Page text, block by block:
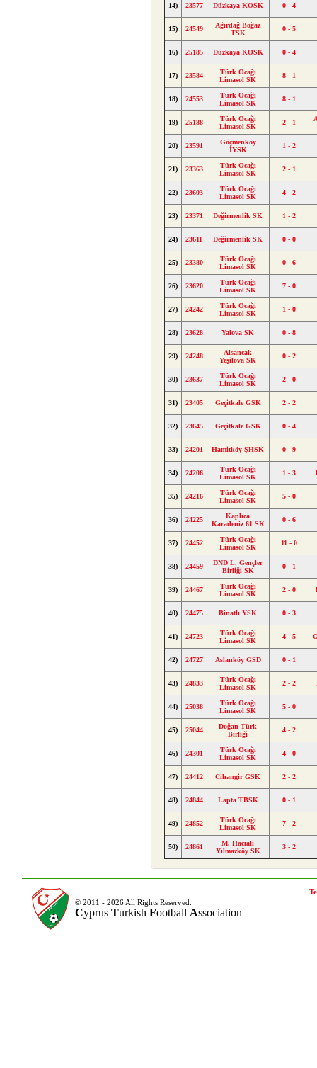
14) 23577 Düzkaya KOSK 0 - 4
15) 24549
Ağırdağ Boğaz
TSK
0 - 5
16) 25185 Düzkaya KOSK 0 - 4
17) 23584
Türk Ocağı
Limasol SK
8 - 1
18) 24553
Türk Ocağı
Limasol SK
8 - 1
19) 25188
Türk Ocağı
Limasol SK
2 - 1
20) 23591
Göçmenköy
İYSK
1 - 2
21) 23363
Türk Ocağı
Limasol SK
2 - 1
22) 23603
Türk Ocağı
Limasol SK
4 - 2
23) 23371 Değirmenlik SK 1 - 2
24) 23611 Değirmenlik SK 0 - 0
25) 23380
Türk Ocağı
Limasol SK
0 - 6
26) 23620
Türk Ocağı
Limasol SK
7 - 0
27) 24242
Türk Ocağı
Limasol SK
1 - 0
28) 23628 Yalova SK 0 - 8
29) 24248
Alsancak
Yeşilova SK
0 - 2
30) 23637
Türk Ocağı
Limasol SK
2 - 0
31) 23405 Geçitkale GSK 2 - 2
32) 23645 Geçitkale GSK 0 - 4
33) 24201 Hamitköy ŞHSK 0 - 9
34) 24206
Türk Ocağı
Limasol SK
1 - 3
35) 24216
Türk Ocağı
Limasol SK
5 - 0
36) 24225
Kaplıca
Karadeniz 61 SK
0 - 6
37) 24452
Türk Ocağı
Limasol SK
11 - 0
38) 24459
DND L. Gençler
Birliği SK
0 - 1
39) 24467
Türk Ocağı
Limasol SK
2 - 0
40) 24475 Binatlı YSK 0 - 3
41) 24723
Türk Ocağı
Limasol SK
4 - 5
42) 24727 Aslanköy GSD 0 - 1
43) 24833
Türk Ocağı
Limasol SK
2 - 2
44) 25038
Türk Ocağı
Limasol SK
5 - 0
45) 25044
Doğan Türk
Birliği
4 - 2
46) 24301
Türk Ocağı
Limasol SK
4 - 0
47) 24412 Cihangir GSK 2 - 2
48) 24844 Lapta TBSK 0 - 1
49) 24852
Türk Ocağı
Limasol SK
7 - 2
50) 24861
M. Hacıali
Yılmazköy SK
3 - 2
© 2011 - 2026 All Rights Reserved.
Cyprus Turkish Football Association